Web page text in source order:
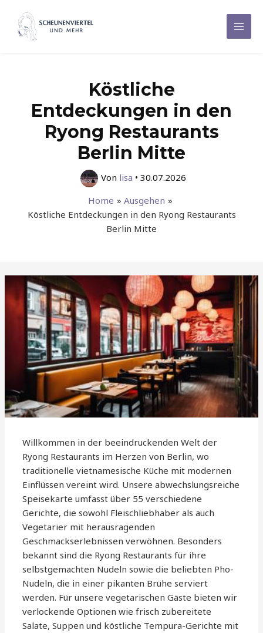
Inhalt
springen
Main
Köstliche
Entdeckungen in den
Ryong Restaurants
Berlin Mitte
Von lisa • 30.07.2026
Home
Ausgehen
Köstliche Entdeckungen in den Ryong Restaurants
Berlin Mitte
Willkommen in der beeindruckenden Welt der
Ryong Restaurants im Herzen von Berlin, wo
traditionelle vietnamesische Küche mit modernen
Einflüssen vereint wird. Unsere abwechslungsreiche
Speisekarte umfasst über 55 verschiedene
Gerichte, die sowohl Fleischliebhaber als auch
Vegetarier mit herausragenden
Geschmackserlebnissen verwöhnen. Besonders
bekannt sind die Ryong Restaurants für ihre
selbstgemachten Nudeln sowie die beliebten Pho-
Nudeln, die in einer pikanten Brühe serviert
werden. Für unsere vegetarischen Gäste bieten wir
verlockende Optionen wie frisch zubereitete
Salate, Suppen und köstliche Tempura-Gerichte mit